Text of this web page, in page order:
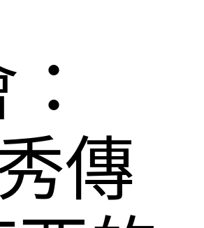
傳